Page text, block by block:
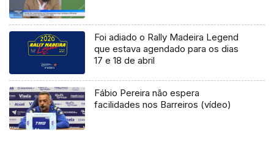
Foi adiado o Rally Madeira Legend
que estava agendado para os dias
17 e 18 de abril
Fábio Pereira não espera
facilidades nos Barreiros (vídeo)